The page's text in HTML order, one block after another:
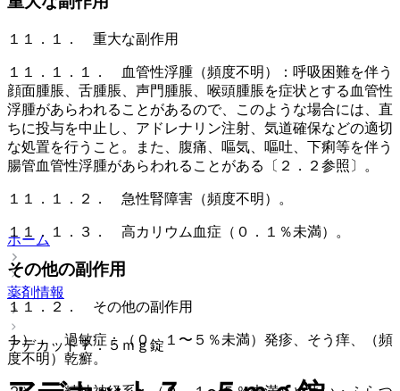
１１．１． 重大な副作用
１１．１．１． 血管性浮腫（頻度不明）：呼吸困難を伴う
顔面腫脹、舌腫脹、声門腫脹、喉頭腫脹を症状とする血管性
浮腫があらわれることがあるので、このような場合には、直
ちに投与を中止し、アドレナリン注射、気道確保などの適切
な処置を行うこと。また、腹痛、嘔気、嘔吐、下痢等を伴う
腸管血管性浮腫があらわれることがある〔２．２参照〕。
１１．１．２． 急性腎障害（頻度不明）。
１１．１．３． 高カリウム血症（０．１％未満）。
その他の副作用
１１．２． その他の副作用
１）． 過敏症：（０．１〜５％未満）発疹、そう痒、（頻
度不明）乾癬。
ホーム
薬剤情報
アデカット７．５ｍｇ錠